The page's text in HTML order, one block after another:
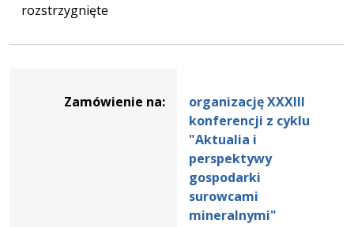
rozstrzygnięte
zamówieniaZamówienie na:
organizację XXXIII
konferencji z cyklu
"Aktualia i
perspektywy
gospodarki
surowcami
mineralnymi"